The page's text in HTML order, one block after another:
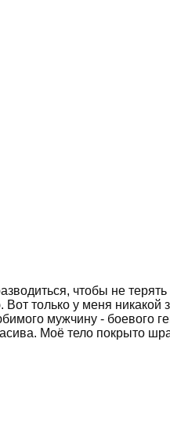
чтобы не
только у меня
мужчину - боевого
Моё тело покрыто